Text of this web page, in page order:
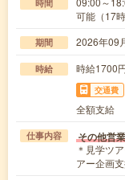
時間
可能（17
期間 2026年09
時給 時給1700
交通費
全額支給
仕事内容 その他営
＊見学ツ
アー企画